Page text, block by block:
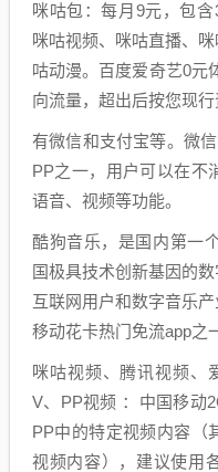
咪咕包：每月9元，包
咪咕视频、咪咕直播、
咕动漫。百度爱奇艺0元
向流量，超出后按您现行
有微信和支付宝等。微
PP之一，用户可以在不
语音、视频等功能。
酷狗音乐，是国内第一
国极具技术创新基因的
互联网用户和数字音乐
移动花卡热门免流app之
咪咕视频、腾讯视频、
V、PP视频 ：中国移动
PP中的特定视频内容（
视频内容），建议使用